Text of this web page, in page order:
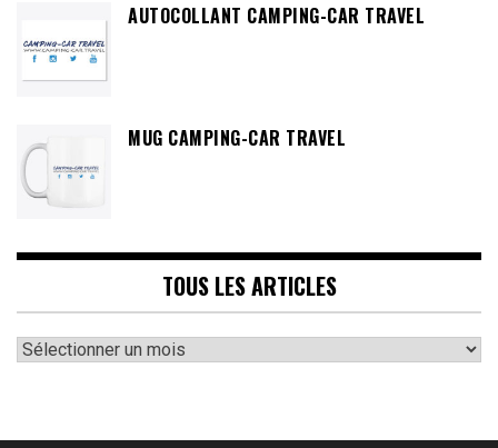
AUTOCOLLANT CAMPING-CAR TRAVEL
MUG CAMPING-CAR TRAVEL
TOUS LES ARTICLES
Tous
les